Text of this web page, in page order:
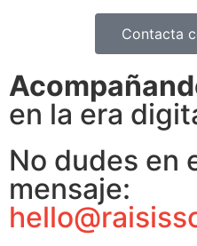
Contacta
en la era
No dudes en
mensaje: